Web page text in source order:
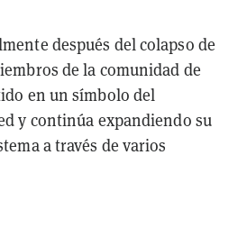
después del colapso de
de la comunidad de
en un símbolo del
y continúa expandiendo su
a través de varios